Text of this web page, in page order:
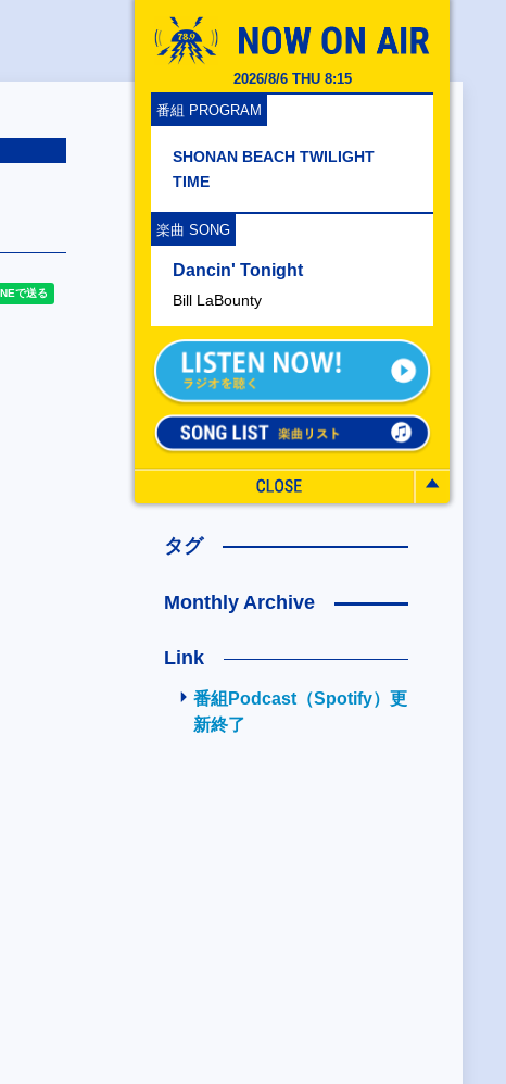
2026/8/6 THU 8:15
番組 PROGRAM
SHONAN BEACH TWILIGHT
TIME
楽曲 SONG
Dancin' Tonight
Bill LaBounty
タグ
Monthly Archive
Link
番組Podcast（Spotify）更
新終了